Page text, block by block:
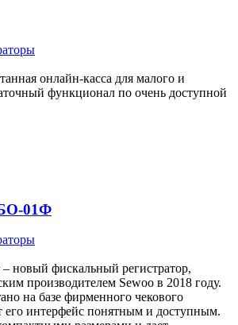
онлайн-касса для малого и
функционал по очень доступной
01Ф
новый фискальный регистратор,
производителем Sewoo в 2018 году.
на базе фирменного чекового
его интерфейс понятным и доступным.